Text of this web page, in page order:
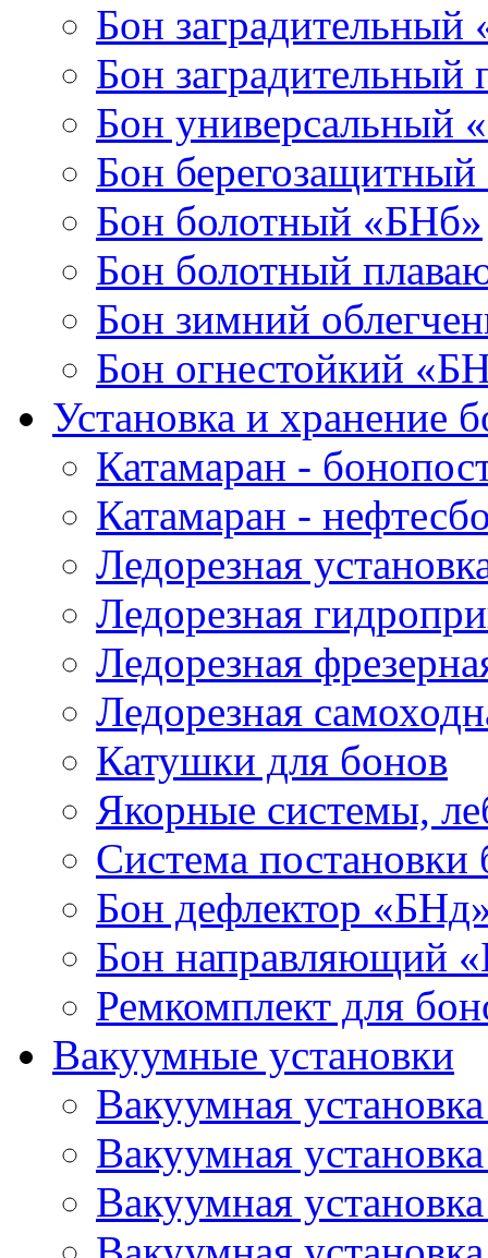
Бон заградительный
Бон
Бон универсальный
Бон
Бон болотный «БНб»
Бон болотный
Бон зимний
Бон огнестойкий
Установка и хранение
Катамаран -
Катамаран -
Ледорезная
Ледорезная
Ледорезная
Ледорезная
Катушки для бонов
Якорные системы,
Система
Бон дефлектор
Бон направляющий
Ремкомплект для
Вакуумные установки
Вакуумная
Вакуумная
Вакуумная